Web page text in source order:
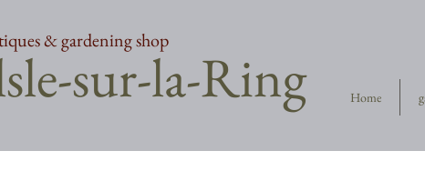
Home
sur-la-Ring
& gardening shop